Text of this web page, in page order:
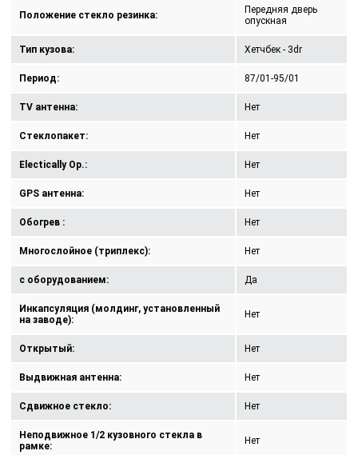
Положение стекло резинка:
Передняя дверь
опускная
Тип кузова: Хетчбек - 3dr
Период: 87/01-95/01
TV антенна: Нет
Стеклопакет: Нет
Electically Op.: Нет
GPS антенна: Нет
Обогрев : Нет
Многослойное (триплекс): Нет
с оборудованием: Да
Инкапсуляция (молдинг, установленный
на заводе):
Нет
Открытый: Нет
Выдвижная антенна: Нет
Сдвижное стекло: Нет
Неподвижное 1/2 кузовного стекла в
рамке:
Нет